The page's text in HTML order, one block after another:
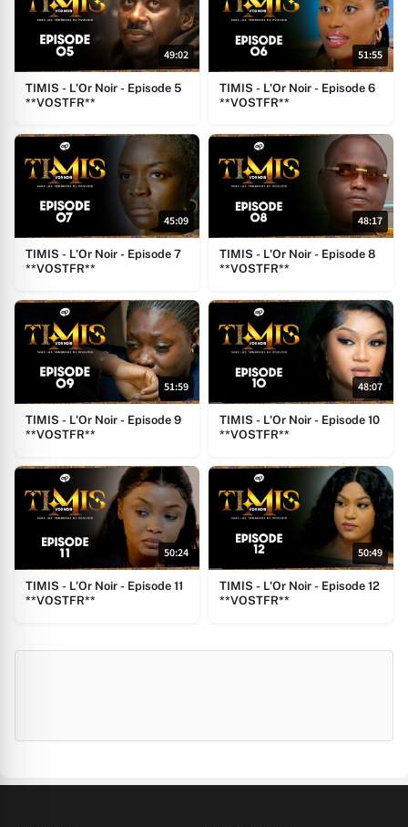
49:02
TIMIS - L'Or Noir - Episode 5
**VOSTFR**
51:55
TIMIS - L'Or Noir - Episode 6
**VOSTFR**
45:09
TIMIS - L'Or Noir - Episode 7
**VOSTFR**
48:17
TIMIS - L'Or Noir - Episode 8
**VOSTFR**
51:59
TIMIS - L'Or Noir - Episode 9
**VOSTFR**
48:07
TIMIS - L'Or Noir - Episode 10
**VOSTFR**
50:24
TIMIS - L'Or Noir - Episode 11
**VOSTFR**
50:49
TIMIS - L'Or Noir - Episode 12
**VOSTFR**